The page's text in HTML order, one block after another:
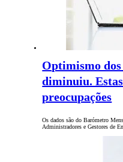
Optimismo dos
diminuiu.
preocupações
Os dados são do Barómetro
Administradores e Gestores de